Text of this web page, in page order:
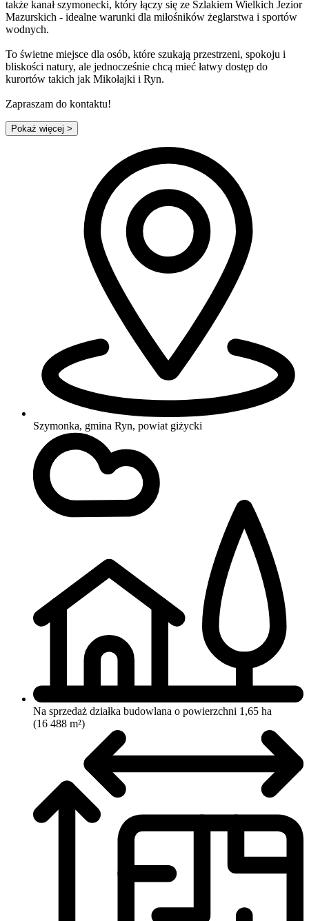
także kanał szymonecki, który łączy się ze Szlakiem Wielkich Jezior
Mazurskich - idealne warunki dla miłośników żeglarstwa i sportów
wodnych.
To świetne miejsce dla osób, które szukają przestrzeni, spokoju i
bliskości natury, ale jednocześnie chcą mieć łatwy dostęp do
kurortów takich jak Mikołajki i Ryn.
Zapraszam do kontaktu!
Pokaż więcej >
Szymonka, gmina Ryn, powiat giżycki
Na sprzedaż działka budowlana o powierzchni 1,65 ha
(16 488 m²)